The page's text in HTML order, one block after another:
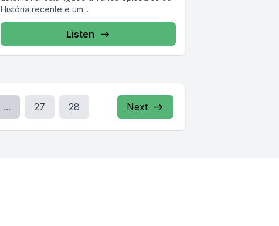
História recente e um...
Listen
... 27 28 Next